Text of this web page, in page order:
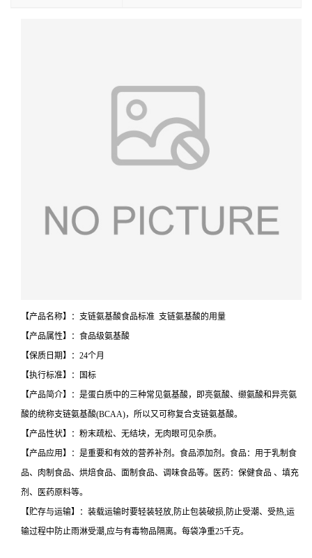
【产品名称】：支链氨基酸食品标准 支链氨基酸的用量
【产品属性】：食品级氨基酸
【保质日期】：24个月
【执行标准】：国标
【产品简介】：是蛋白质中的三种常见氨基酸，即亮氨酸、缬氨酸和异亮氨
酸的统称支链氨基酸(BCAA)，所以又可称复合支链氨基酸。
【产品性状】：粉末疏松、无结块，无肉眼可见杂质。
【产品应用】：是重要和有效的营养补剂。食品添加剂。食品：用于乳制食
品、肉制食品、烘焙食品、面制食品、调味食品等。医药：保健食品 、填充
剂、医药原料等。
【贮存与运输】：装载运输时要轻装轻放,防止包装破损,防止受潮、受热,运
输过程中防止雨淋受潮,应与有毒物品隔离。每袋净重25千克。